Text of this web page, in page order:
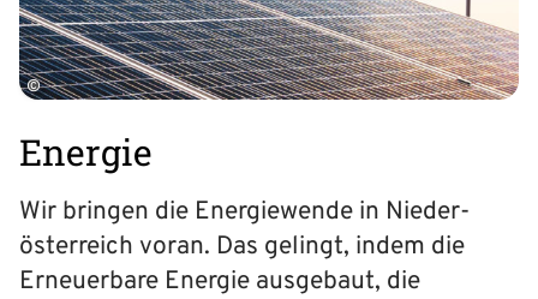
©
Energie
Wir bringen die Energiewende in Nieder­
österreich voran. Das gelingt, indem die
Erneuerbare Energie ausgebaut, die